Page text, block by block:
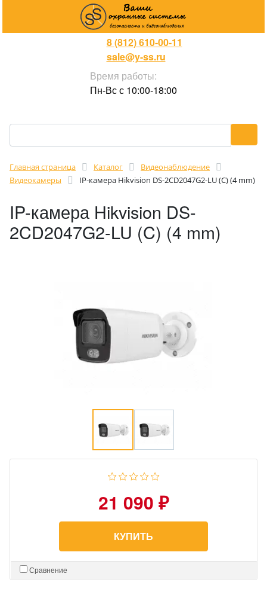
8 (812) 610-00-11
sale@y-ss.ru
Время работы:
Пн-Вс с 10:00-18:00
Главная страница Каталог
Видеонаблюдение
Видеокамеры
IP-камера Hikvision DS-2CD2047G2-LU (C) (4 mm)
IP-камера Hikvision DS-
2CD2047G2-LU (C) (4 mm)
21 090 ₽
КУПИТЬ
Сравнение